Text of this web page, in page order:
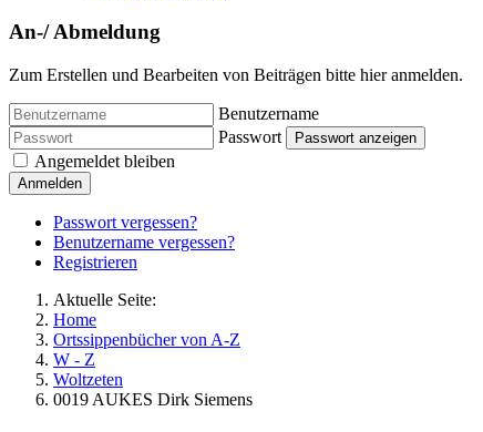
An-/ Abmeldung
Zum Erstellen und Bearbeiten von Beiträgen bitte hier anmelden.
Benutzername
Passwort
Passwort anzeigen
Angemeldet bleiben
Anmelden
Passwort vergessen?
Benutzername vergessen?
Registrieren
Aktuelle Seite:
Home
Ortssippenbücher von A-Z
W - Z
Woltzeten
0019 AUKES Dirk Siemens